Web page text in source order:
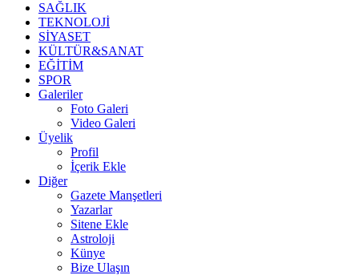
SAĞLIK
TEKNOLOJİ
SİYASET
KÜLTÜR&SANAT
EĞİTİM
SPOR
Galeriler
Foto Galeri
Video Galeri
Üyelik
Profil
İçerik Ekle
Diğer
Gazete Manşetleri
Yazarlar
Sitene Ekle
Astroloji
Künye
Bize Ulaşın